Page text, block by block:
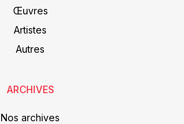
Œuvres
Artistes
Autres
ARCHIVES
Nos archives